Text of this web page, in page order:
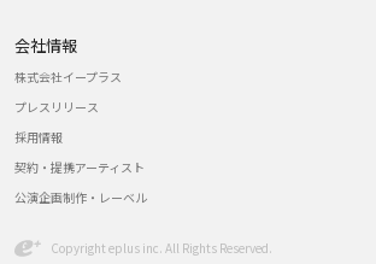
会社情報
株式会社イープラス
プレスリリース
採用情報
契約・提携アーティスト
公演企画制作・レーベル
Copyright eplus inc. All Rights Reserved.